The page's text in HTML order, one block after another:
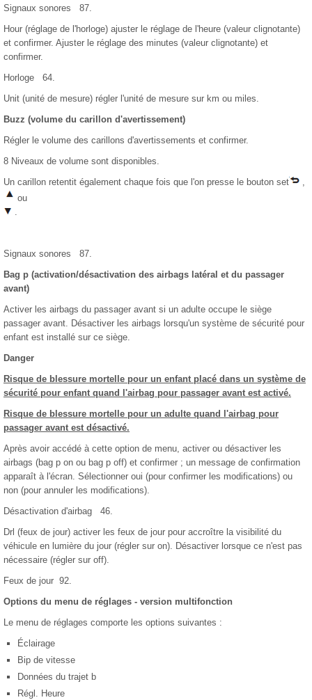
Signaux sonores 87.
Hour (réglage de l'horloge) ajuster le réglage de l'heure (valeur clignotante)
et confirmer. Ajuster le réglage des minutes (valeur clignotante) et
confirmer.
Horloge 64.
Unit (unité de mesure) régler l'unité de mesure sur km ou miles.
Buzz (volume du carillon d'avertissement)
Régler le volume des carillons d'avertissements et confirmer.
8 Niveaux de volume sont disponibles.
Un carillon retentit également chaque fois que l'on presse le bouton set
,
ou
.
Signaux sonores 87.
Bag p (activation/désactivation des airbags latéral et du passager
avant)
Activer les airbags du passager avant si un adulte occupe le siège
passager avant. Désactiver les airbags lorsqu'un système de sécurité pour
enfant est installé sur ce siège.
Danger
Risque de blessure mortelle pour un enfant placé dans un système de
sécurité pour enfant quand l'airbag pour passager avant est activé.
Risque de blessure mortelle pour un adulte quand l'airbag pour
passager avant est désactivé.
Après avoir accédé à cette option de menu, activer ou désactiver les
airbags (bag p on ou bag p off) et confirmer ; un message de confirmation
apparaît à l'écran. Sélectionner oui (pour confirmer les modifications) ou
non (pour annuler les modifications).
Désactivation d'airbag 46.
Drl (feux de jour) activer les feux de jour pour accroître la visibilité du
véhicule en lumière du jour (régler sur on). Désactiver lorsque ce n'est pas
nécessaire (régler sur off).
Feux de jour 92.
Options du menu de réglages - version multifonction
Le menu de réglages comporte les options suivantes :
Éclairage
Bip de vitesse
Données du trajet b
Régl. Heure